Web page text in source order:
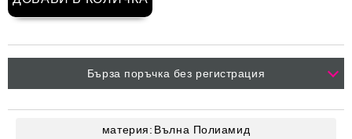
Бърза поръчка без регистрация
материя: Вълна Полиамид